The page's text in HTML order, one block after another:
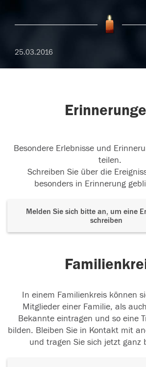
25.03.2016
Besondere Erlebnisse und
teilen.
Schreiben Sie über die
besonders in Erinnerung
Melden Sie sich bitte an, um eine
schreiben
In einem Familienkreis können
Mitglieder einer Familie, als
Bekannte eintragen und so eine
bilden. Bleiben Sie in Kontakt mit
und tragen Sie sich jetzt ganz